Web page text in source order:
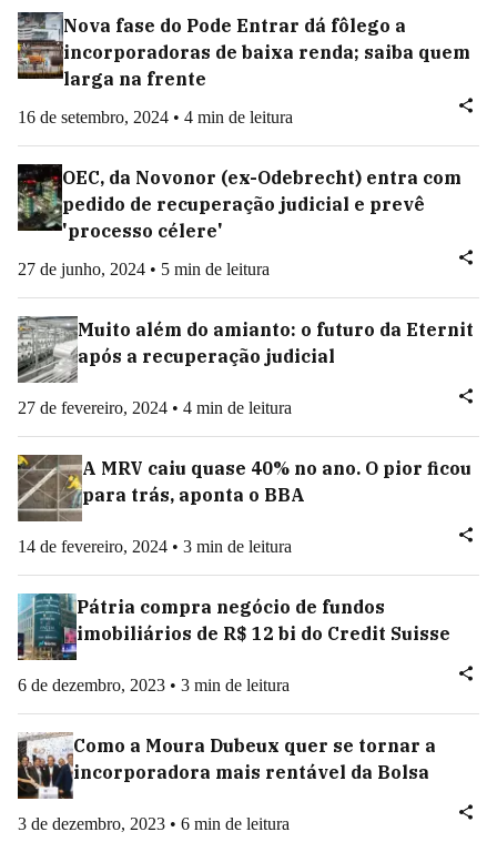
Nova fase do Pode Entrar dá fôlego a
incorporadoras de baixa renda; saiba quem
larga na frente
16 de setembro, 2024 • 4 min de leitura
OEC, da Novonor (ex-Odebrecht) entra com
pedido de recuperação judicial e prevê
'processo célere'
27 de junho, 2024 • 5 min de leitura
Muito além do amianto: o futuro da Eternit
após a recuperação judicial
27 de fevereiro, 2024 • 4 min de leitura
A MRV caiu quase 40% no ano. O pior ficou
para trás, aponta o BBA
14 de fevereiro, 2024 • 3 min de leitura
Pátria compra negócio de fundos
imobiliários de R$ 12 bi do Credit Suisse
6 de dezembro, 2023 • 3 min de leitura
Como a Moura Dubeux quer se tornar a
incorporadora mais rentável da Bolsa
3 de dezembro, 2023 • 6 min de leitura